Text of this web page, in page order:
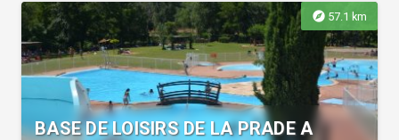
bibliothèque, accès internet gratuit, coin détente, coin VIP,
espace “anniversaire”. Restauration sur place. Parc
climatisé et chauffé, sécurisé par caméras et écrans de
contrôle.
explore 57.1 km
BASE DE LOISIRS DE LA PRADE A